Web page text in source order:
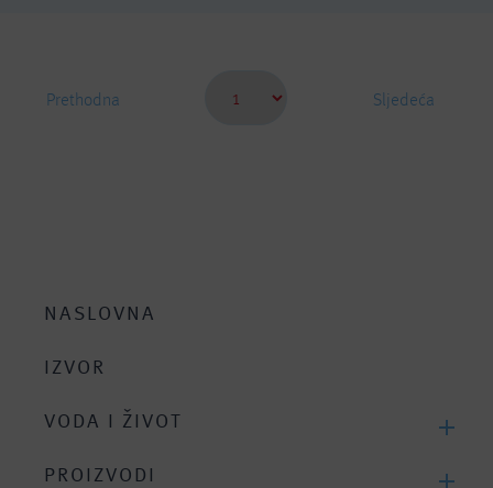
Prethodna Sljedeća
NASLOVNA
IZVOR
VODA I ŽIVOT
Tijelo se sastoji od vode
PROIZVODI